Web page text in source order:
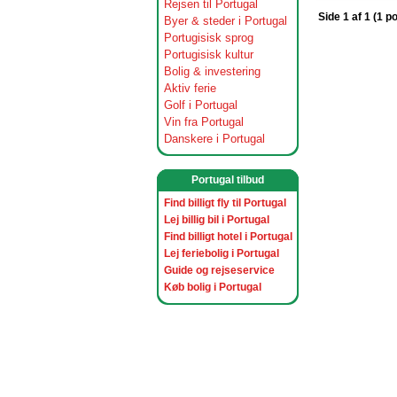
Rejsen til Portugal
Byer & steder i Portugal
Portugisisk sprog
Portugisisk kultur
Bolig & investering
Aktiv ferie
Golf i Portugal
Vin fra Portugal
Danskere i Portugal
Portugal tilbud
Find billigt fly til Portugal
Lej billig bil i Portugal
Find billigt hotel i Portugal
Lej feriebolig i Portugal
Guide og rejseservice
Køb bolig i Portugal
Side 1 af 1 (1